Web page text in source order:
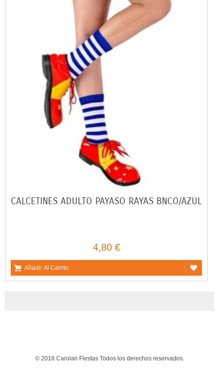
CALCETINES ADULTO PAYASO RAYAS BNCO/AZUL
4,80 €
Añadir Al Carrito
© 2016 Carolan Fiestas Todos los derechos reservados.